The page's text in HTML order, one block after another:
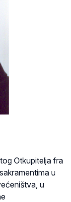
Otkupitelja fra
u
u